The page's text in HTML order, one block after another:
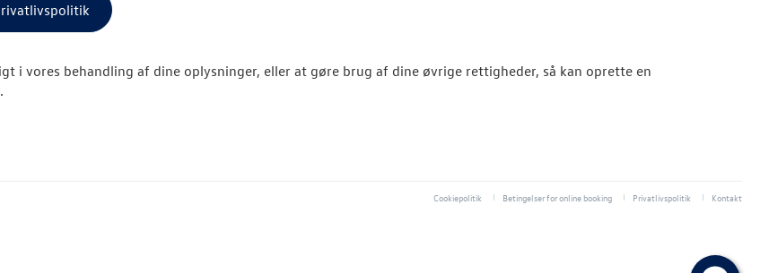
i vores behandling af dine oplysninger, eller at gøre brug af dine øvrige rettigheder, så kan oprette en
.
Cookiepolitik Betingelser for online booking Privatlivspolitik Kontakt